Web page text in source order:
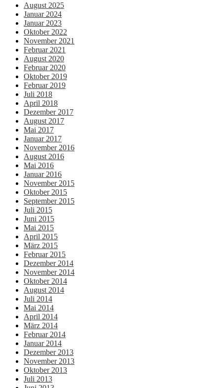
August 2025
Januar 2024
Januar 2023
Oktober 2022
November 2021
Februar 2021
August 2020
Februar 2020
Oktober 2019
Februar 2019
Juli 2018
April 2018
Dezember 2017
August 2017
Mai 2017
Januar 2017
November 2016
August 2016
Mai 2016
Januar 2016
November 2015
Oktober 2015
September 2015
Juli 2015
Juni 2015
Mai 2015
April 2015
März 2015
Februar 2015
Dezember 2014
November 2014
Oktober 2014
August 2014
Juli 2014
Mai 2014
April 2014
März 2014
Februar 2014
Januar 2014
Dezember 2013
November 2013
Oktober 2013
Juli 2013